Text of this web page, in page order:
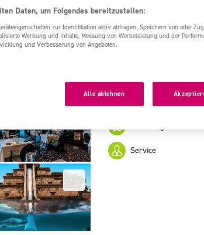
Familienfreundlich
Luxusklasse
Extravagant und
Lage. Das
Hervorragend
Service
Daten, um Folgendes bereitzustellen:
zur Identifikation aktiv abfragen. Speichern von oder
Werbung und Inhalte, Messung von Werbeleistung und der
und Verbesserung von Angeboten.
Alle ablehnen